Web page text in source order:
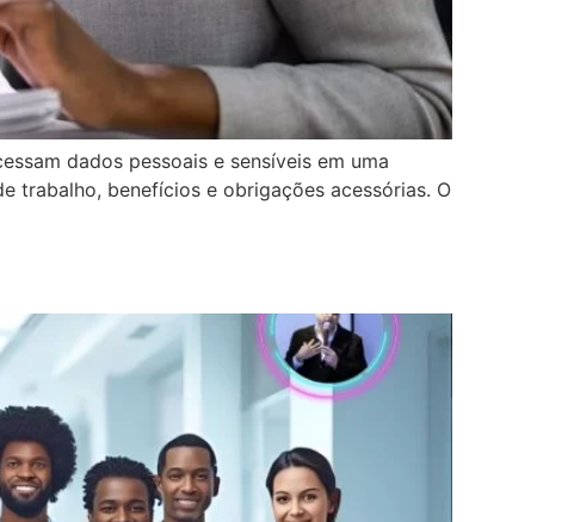
dados pessoais e sensíveis em uma
trabalho, benefícios e obrigações acessórias. O